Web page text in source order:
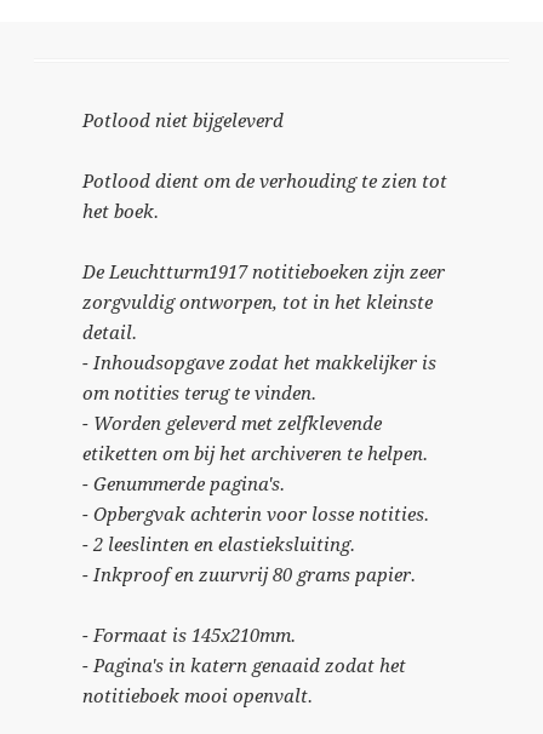
Potlood niet bijgeleverd
Potlood dient om de verhouding te zien tot
het boek.
De Leuchtturm1917 notitieboeken zijn zeer
zorgvuldig ontworpen, tot in het kleinste
detail.
- Inhoudsopgave zodat het makkelijker is
om notities terug te vinden.
- Worden geleverd met zelfklevende
etiketten om bij het archiveren te helpen.
- Genummerde pagina's.
- Opbergvak achterin voor losse notities.
- 2 leeslinten en elastieksluiting.
- Inkproof en zuurvrij 80 grams papier.
- Formaat is 145x210mm.
- Pagina's in katern genaaid zodat het
notitieboek mooi openvalt.